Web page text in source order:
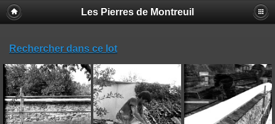
Les Pierres de Montreuil
Rechercher dans ce lot